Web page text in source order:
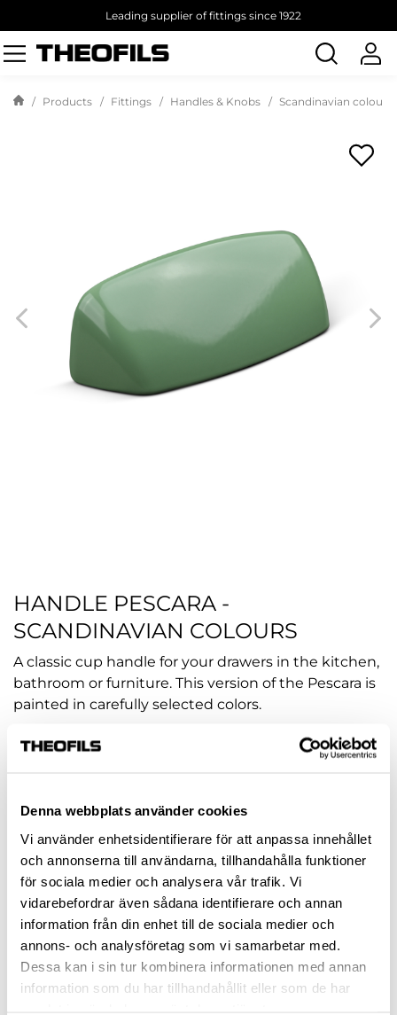
Denna webbplats använder cookies
Vi använder enhetsidentifierare för att anpassa innehållet
och annonserna till användarna, tillhandahålla funktioner
för sociala medier och analysera vår trafik. Vi
vidarebefordrar även sådana identifierare och annan
information från din enhet till de sociala medier och
annons- och analysföretag som vi samarbetar med.
Dessa kan i sin tur kombinera informationen med annan
information som du har tillhandahållit eller som de har
Leading supplier of fittings since 1922
Search
products
Products Fittings Handles & Knobs Scandinavian colours
HANDLE PESCARA -
SCANDINAVIAN COLOURS
A classic cup handle for your drawers in the kitchen,
bathroom or furniture. This version of the Pescara is
painted in carefully selected colors.
Article no.: hp-113230
SILVER GREY
SILK GRAY
HOLE SPACING (MM)
64
96